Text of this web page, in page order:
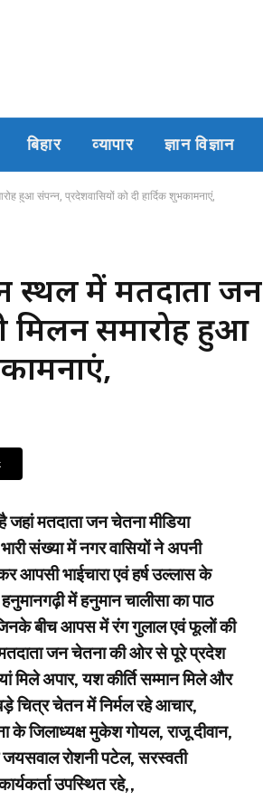
बिहार व्यापार ज्ञान विज्ञान
हुआ संपन्न, प्रदेशवासियों को दी हार्दिक शुभकामनाएं,
स्थल में मतदाता जन
मिलन समारोह हुआ
मतदाता जन चेतना मीडिया
संख्या में नगर वासियों ने अपनी
आपसी भाईचारा एवं हर्ष उल्लास के
में हनुमान चालीसा का पाठ
बीच आपस में रंग गुलाल एवं फूलों की
जन चेतना की ओर से पूरे प्रदेश
मिले अपार, यश कीर्ति सम्मान मिले और
चित्र चेतन में निर्मल रहे आचार,
के जिलाध्यक्ष मुकेश गोयल, राजू दीवान,
रोशनी पटेल, सरस्वती
उपस्थित रहे,,